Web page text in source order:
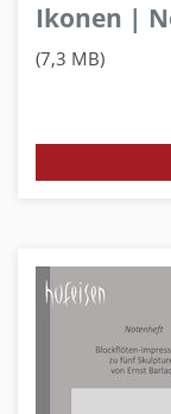
Ikonen |
(7,3 MB)